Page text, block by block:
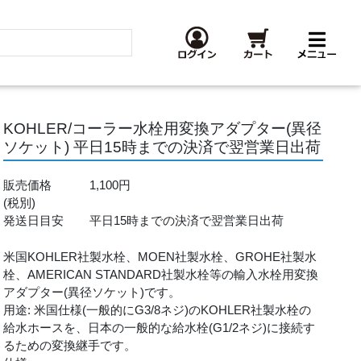
KOHLER/コーラー水栓用変換アダプター(異径
ソケット) 平日15時までの決済で翌営業日出荷
販売価格
(税別)
1,100円
発送日目安 平日15時までの決済で翌営業日出荷
米国KOHLER社製水栓、MOEN社製水栓、GROHE社製水
栓、AMERICAN STANDARD社製水栓等の輸入水栓用変換
アダプター(異径ソケット)です。
用途: 米国仕様(一般的にG3/8ネジ)のKOHLER社製水栓の
給水ホースを、日本の一般的な給水栓(G1/2ネジ)に接続す
るための変換継手です。